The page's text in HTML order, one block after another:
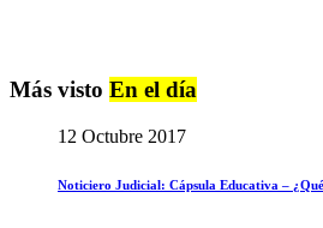
Más visto En el día
12 Octubre 2017
Noticiero Judicial: Cápsula Educativa –